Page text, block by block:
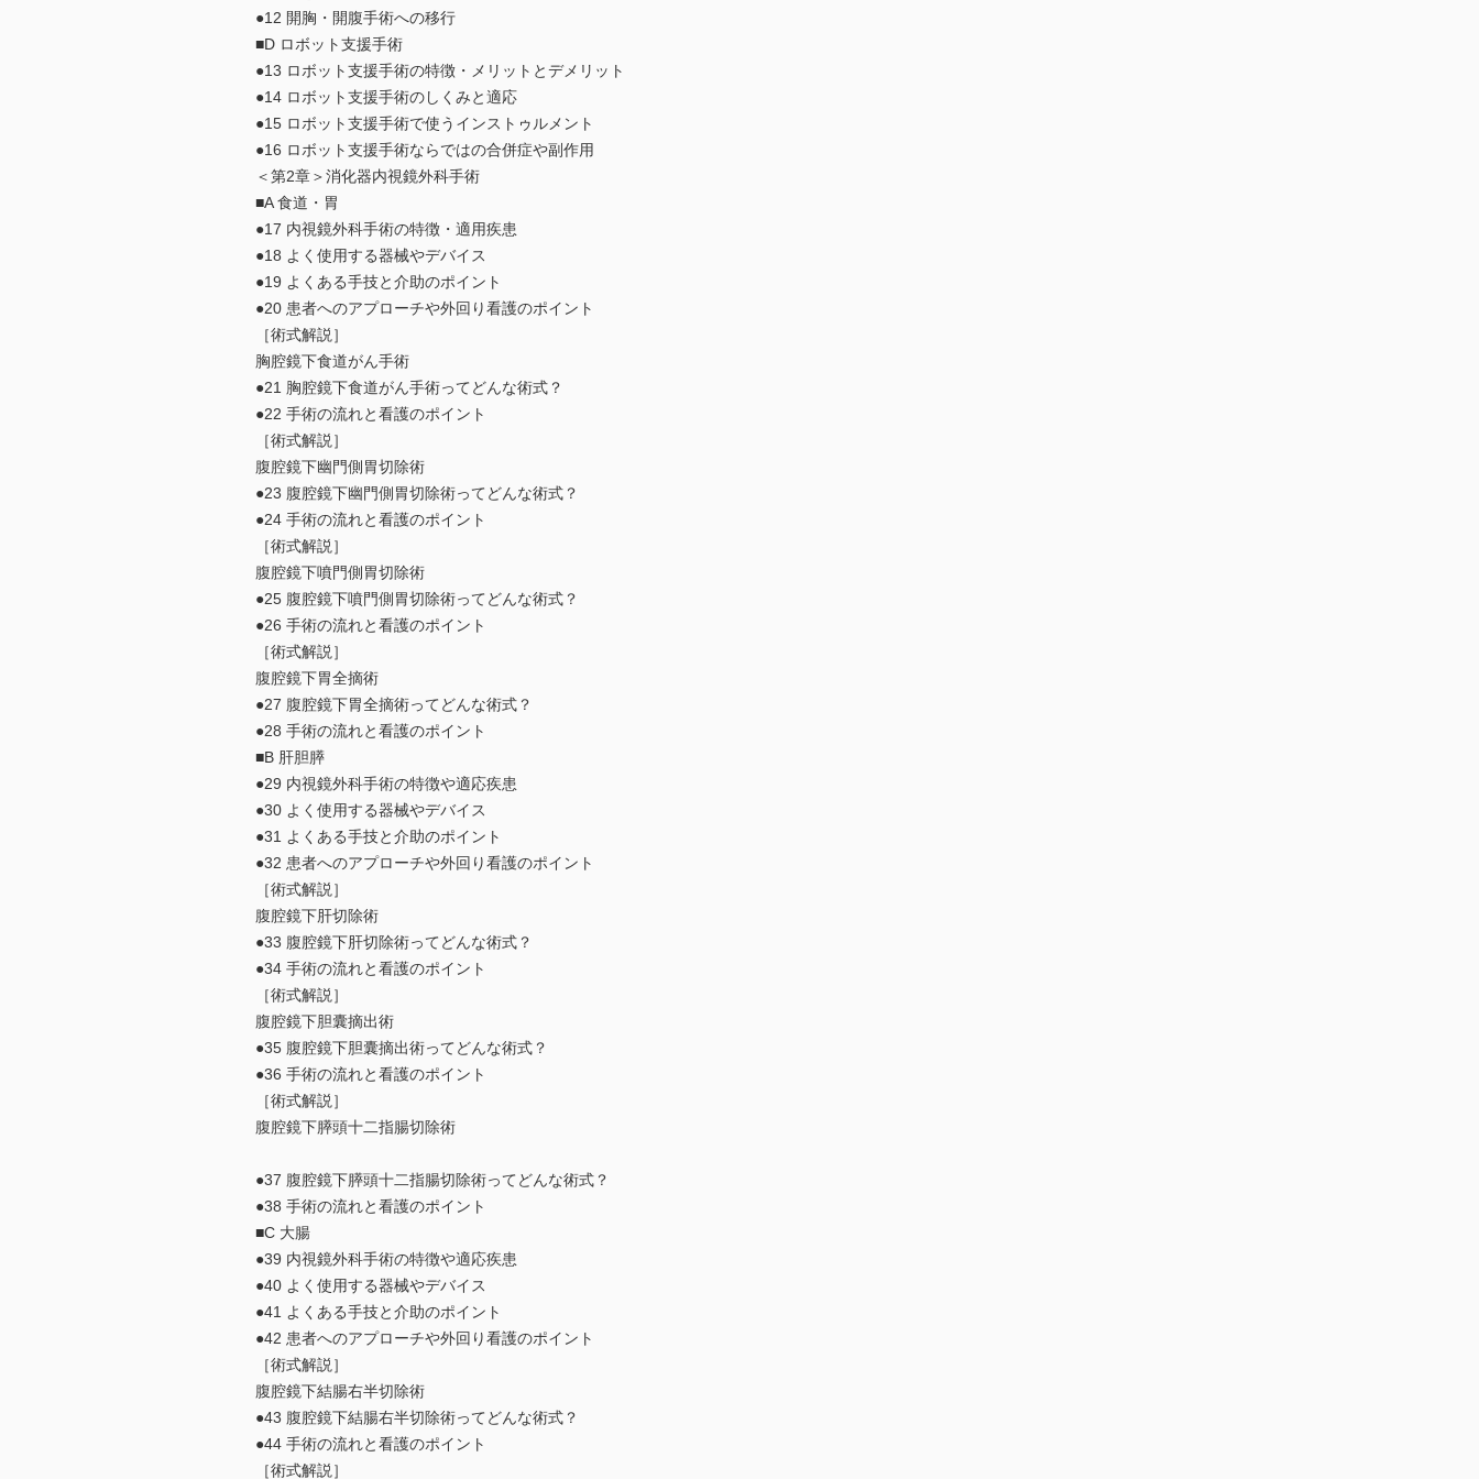
●12 開胸・開腹手術への移行
■D ロボット支援手術
●13 ロボット支援手術の特徴・メリットとデメリット
●14 ロボット支援手術のしくみと適応
●15 ロボット支援手術で使うインストゥルメント
●16 ロボット支援手術ならではの合併症や副作用
＜第2章＞消化器内視鏡外科手術
■A 食道・胃
●17 内視鏡外科手術の特徴・適用疾患
●18 よく使用する器械やデバイス
●19 よくある手技と介助のポイント
●20 患者へのアプローチや外回り看護のポイント
［術式解説］
胸腔鏡下食道がん手術
●21 胸腔鏡下食道がん手術ってどんな術式？
●22 手術の流れと看護のポイント
［術式解説］
腹腔鏡下幽門側胃切除術
●23 腹腔鏡下幽門側胃切除術ってどんな術式？
●24 手術の流れと看護のポイント
［術式解説］
腹腔鏡下噴門側胃切除術
●25 腹腔鏡下噴門側胃切除術ってどんな術式？
●26 手術の流れと看護のポイント
［術式解説］
腹腔鏡下胃全摘術
●27 腹腔鏡下胃全摘術ってどんな術式？
●28 手術の流れと看護のポイント
■B 肝胆膵
●29 内視鏡外科手術の特徴や適応疾患
●30 よく使用する器械やデバイス
●31 よくある手技と介助のポイント
●32 患者へのアプローチや外回り看護のポイント
［術式解説］
腹腔鏡下肝切除術
●33 腹腔鏡下肝切除術ってどんな術式？
●34 手術の流れと看護のポイント
［術式解説］
腹腔鏡下胆囊摘出術
●35 腹腔鏡下胆囊摘出術ってどんな術式？
●36 手術の流れと看護のポイント
［術式解説］
腹腔鏡下膵頭十二指腸切除術
●37 腹腔鏡下膵頭十二指腸切除術ってどんな術式？
●38 手術の流れと看護のポイント
■C 大腸
●39 内視鏡外科手術の特徴や適応疾患
●40 よく使用する器械やデバイス
●41 よくある手技と介助のポイント
●42 患者へのアプローチや外回り看護のポイント
［術式解説］
腹腔鏡下結腸右半切除術
●43 腹腔鏡下結腸右半切除術ってどんな術式？
●44 手術の流れと看護のポイント
［術式解説］